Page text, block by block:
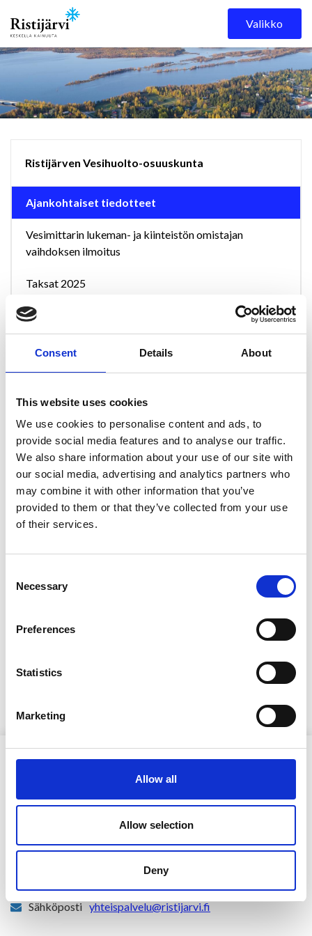
Consent Details About
This website uses cookies
We use cookies to personalise content and ads, to
provide social media features and to analyse our traffic.
We also share information about your use of our site with
our social media, advertising and analytics partners who
may combine it with other information that you’ve
provided to them or that they’ve collected from your use
of their services.
Selection
Necessary
Preferences
Statistics
Marketing
Allow all
Allow selection
Deny
Skip to content
Valikko
Ristijärven Vesihuolto-osuuskunta
Ajankohtaiset tiedotteet
Vesimittarin lukeman- ja kiinteistön omistajan
vaihdoksen ilmoitus
Taksat 2025
Toiminta-alueet
Kaikkien vesilaitosten tuoreimmat vesitutkimukset
Yhteystiedot
Sopimusehdot (PDF)
Ajankohtaiset tiedotteet
Ristijärven kunta
Sähköposti yhteispalvelu@ristijarvi.fi